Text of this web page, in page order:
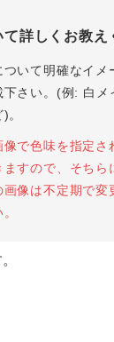
詳しくお教え
ついて明確なイ
さい。(例: 白
。
で色味を指定
すので、そちら
画像は不定期で